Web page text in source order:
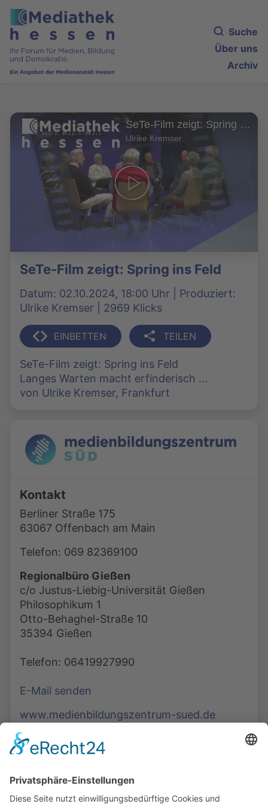
Suche
Über uns
Archiv
SeTe-Film zeigt: Spring ins Feld
Ulrike Kremser
SeTe-Film zeigt: Spring ins Feld
Datum: 02.10.2024, 18:00 Uhr | Produziert:
Ulrike Kremser | 2969 Klicks
EINBETTEN TEILEN
SeTe-Film zeigt: Spring ins Feld
Langes Warten macht erfinderisch ...
von Ulrike Kremser, Frankfurt
Kontakt
Berliner Straße 175
63067 Offenbach am Main
Telefon: 069 82369100
Regionalbüro Gießen
c/o Justus-Liebig-Universität Gießen
Philosophikum 1
Otto-Behaghel-Straße 10
35394 Gießen
Telefon: 06419927990
E-Mail senden
www.medienbildungszentrum-sued.de